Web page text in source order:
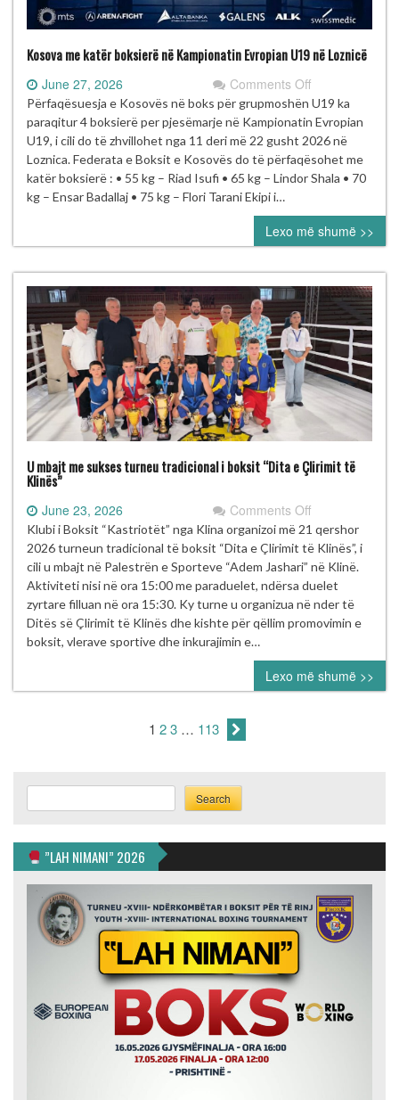
Kosova me katër boksierë në Kampionatin Evropian U19 në Loznicë
June 27, 2026 Comments Offon
Kosova
me
katër
boksierë
në
Evropian
U19
në
Loznicë
Përfaqësuesja e Kosovës në boks për grupmoshën U19 ka
paraqitur 4 boksierë per pjesëmarje në Kampionatin Evropian
U19, i cili do të zhvillohet nga 11 deri më 22 gusht 2026 në
Loznica. Federata e Boksit e Kosovës do të përfaqësohet me
katër boksierë : • 55 kg – Riad Isufi • 65 kg – Lindor Shala • 70
kg – Ensar Badallaj • 75 kg – Flori Tarani Ekipi i…
Lexo më shumë >>
U mbajt me sukses turneu tradicional i boksit “Dita e Çlirimit të
Klinës”
June 23, 2026 Comments Offon
U
mbajt
me
sukses
turneu
tradicional
boksit
“Dita
e
Klubi i Boksit “Kastriotët” nga Klina organizoi më 21 qershor
2026 turneun tradicional të boksit “Dita e Çlirimit të Klinës”, i
cili u mbajt në Palestrën e Sporteve “Adem Jashari” në Klinë.
Aktiviteti nisi në ora 15:00 me paraduelet, ndërsa duelet
zyrtare filluan në ora 15:30. Ky turne u organizua në nder të
Ditës së Çlirimit të Klinës dhe kishte për qëllim promovimin e
boksit, vlerave sportive dhe inkurajimin e…
Lexo më shumë >>
1 23 … 113
Search Search
”LAH NIMANI” 2026